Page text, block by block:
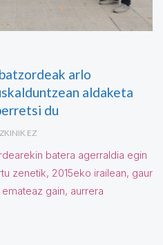
arlo
aldaketa
du
EZ
batera agerraldia egin
zenetik, 2015eko irailean, gaur
gain, aurrera